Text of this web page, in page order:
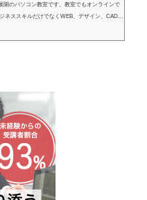
開のパソコン教室です。教室でもオンラインで
ネススキルだけでなくWEB、デザイン、CAD、